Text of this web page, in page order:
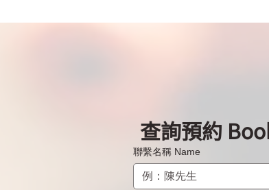
查詢預約
聯繫名稱 Name